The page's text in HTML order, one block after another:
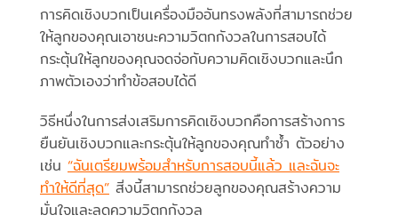
การคิดเชิงบวกเป็นเครื่องมืออันทรงพลังที่สามารถช่วย
ให้ลูกของคุณเอาชนะความวิตกกังวลในการสอบได้
กระตุ้นให้ลูกของคุณจดจ่อกับความคิดเชิงบวกและนึก
ภาพตัวเองว่าทำข้อสอบได้ดี
วิธีหนึ่งในการส่งเสริมการคิดเชิงบวกคือการสร้างการ
ยืนยันเชิงบวกและกระตุ้นให้ลูกของคุณทำซ้ำ ตัวอย่าง
เช่น “ฉันเตรียมพร้อมสำหรับการสอบนี้แล้ว และฉันจะ
ทำให้ดีที่สุด” สิ่งนี้สามารถช่วยลูกของคุณสร้างความ
มั่นใจและลดความวิตกกังวล